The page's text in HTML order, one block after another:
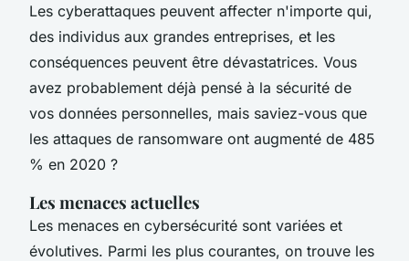
Les cyberattaques peuvent affecter n'importe qui,
des individus aux grandes entreprises, et les
conséquences peuvent être dévastatrices. Vous
avez probablement déjà pensé à la sécurité de
vos données personnelles, mais saviez-vous que
les attaques de ransomware ont augmenté de 485
% en 2020 ?
Les menaces actuelles
Les menaces en cybersécurité sont variées et
évolutives. Parmi les plus courantes, on trouve les